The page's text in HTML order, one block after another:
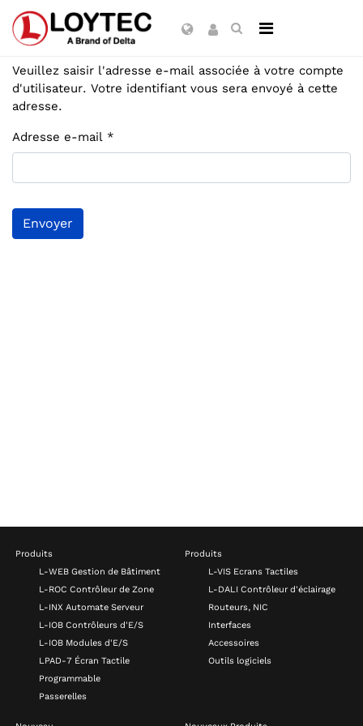
Veuillez saisir l'adresse e-mail associée à votre compte
d'utilisateur. Votre identifiant vous sera envoyé à cette
adresse.
Adresse e-mail *
Envoyer
Produits
L-WEB Gestion de Bâtiment
L-ROC Contrôleur de Zone
L-INX Automate Serveur
L-IOB Contrôleurs d'E/S
L-IOB Modules d'E/S
LPAD-7 Écran Tactile
Programmable
Passerelles
Produits
L-VIS Ecrans Tactiles
L-DALI Contrôleur d'éclairage
Routeurs, NIC
Interfaces
Accessoires
Outils logiciels